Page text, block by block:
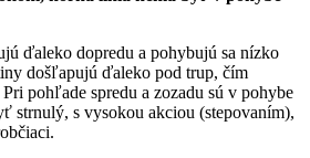
ďaleko dopredu a pohybujú sa nízko
došľapujú ďaleko pod trup, čím
pohľade spredu a zozadu sú v pohybe
strnulý, s vysokou akciou (stepovaním),